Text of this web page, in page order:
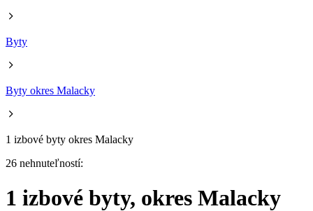
Byty
Byty okres Malacky
1 izbové byty okres Malacky
26 nehnuteľností:
1 izbové byty, okres Malacky